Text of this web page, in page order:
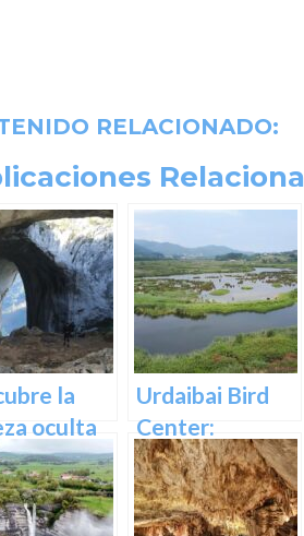
RELACIONADO:
la
oculta
Cuevas
Urdaibai Bird
Center:
Descubre la
vida de las aves
en plena